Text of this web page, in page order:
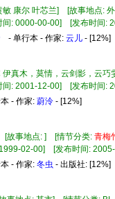
敏 康尔 叶芯兰] [故事地点:
间: 0000-00-00] [发布时间
- 单行本 - 作家: 云儿 - [12%]
伊真木，莫情，云剑影，云
间: 2001-12-00] [发布时间
- 作家: 蔚泠 - [12%]
[故事地点: ] [情节分类: 青梅
02-00] [发布时间:
- 作家: 冬虫 - 出版社: [12%]